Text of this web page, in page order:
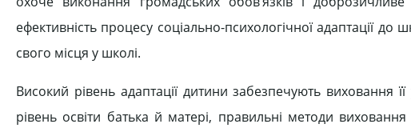
ефективність процесу соціально-психологічної адаптації
свого місця у школі.
Високий рівень адаптації дитини забезпечують виховання
рівень освіти батька й матері, правильні методи